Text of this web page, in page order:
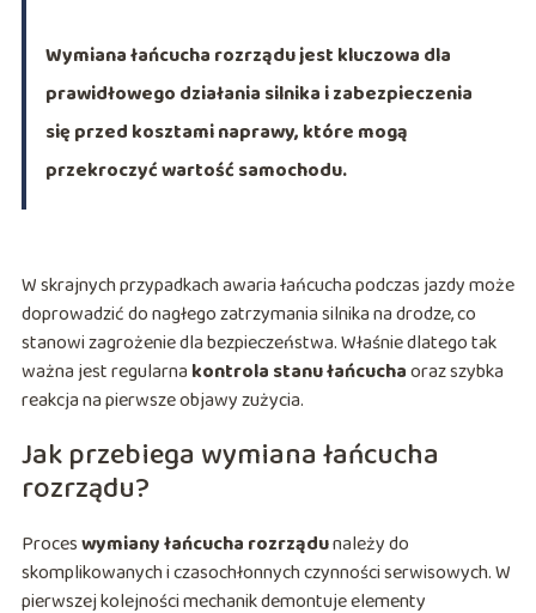
Wymiana łańcucha rozrządu jest kluczowa dla
prawidłowego działania silnika i zabezpieczenia
się przed kosztami naprawy, które mogą
przekroczyć wartość samochodu.
W skrajnych przypadkach awaria łańcucha podczas jazdy może
doprowadzić do nagłego zatrzymania silnika na drodze, co
stanowi zagrożenie dla bezpieczeństwa. Właśnie dlatego tak
ważna jest regularna kontrola stanu łańcuchaoraz szybka
reakcja na pierwsze objawy zużycia.
Jak przebiega wymiana łańcucha
rozrządu?
Proceswymiany łańcucha rozrządunależy do
skomplikowanych i czasochłonnych czynności serwisowych. W
pierwszej kolejności mechanik demontuje elementy